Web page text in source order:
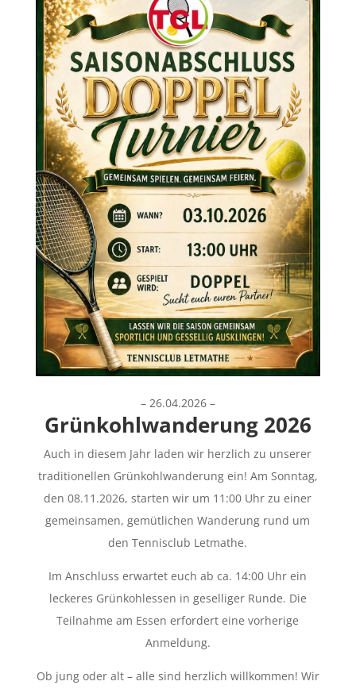
– 26.04.2026 –
Grünkohlwanderung 2026
Auch in diesem Jahr laden wir herzlich zu unserer
traditionellen Grünkohlwanderung ein! Am Sonntag,
den 08.11.2026, starten wir um 11:00 Uhr zu einer
gemeinsamen, gemütlichen Wanderung rund um
den Tennisclub Letmathe.
Im Anschluss erwartet euch ab ca. 14:00 Uhr ein
leckeres Grünkohlessen in geselliger Runde. Die
Teilnahme am Essen erfordert eine vorherige
Anmeldung.
Ob jung oder alt – alle sind herzlich willkommen! Wir